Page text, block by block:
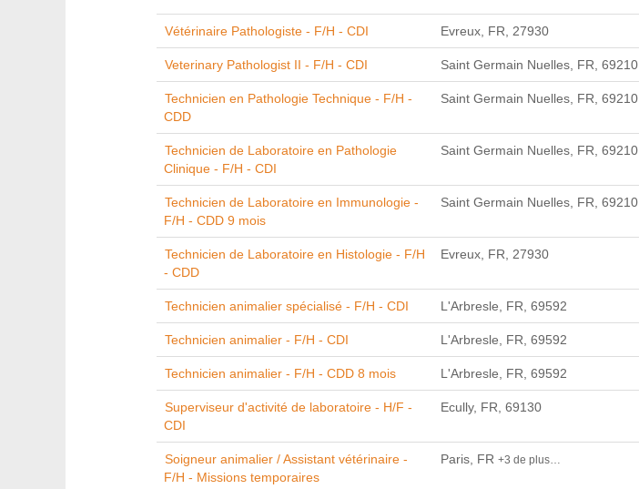
Vétérinaire Pathologiste - F/H - CDI Evreux, FR, 27930
Veterinary Pathologist II - F/H - CDI Saint Germain Nuelles, FR, 69210
Technicien en Pathologie Technique - F/H -
CDD
Saint Germain Nuelles, FR, 69210
Technicien de Laboratoire en Pathologie
Clinique - F/H - CDI
Saint Germain Nuelles, FR, 69210
Technicien de Laboratoire en Immunologie -
F/H - CDD 9 mois
Saint Germain Nuelles, FR, 69210
Technicien de Laboratoire en Histologie - F/H
- CDD
Evreux, FR, 27930
Technicien animalier spécialisé - F/H - CDI L'Arbresle, FR, 69592
Technicien animalier - F/H - CDI L'Arbresle, FR, 69592
Technicien animalier - F/H - CDD 8 mois L'Arbresle, FR, 69592
Superviseur d'activité de laboratoire - H/F -
CDI
Ecully, FR, 69130
Soigneur animalier / Assistant vétérinaire -
F/H - Missions temporaires
Paris, FR +3 de plus…